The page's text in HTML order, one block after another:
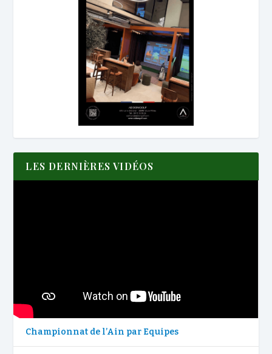
LES DERNIÈRES VIDÉOS
Championnat de l’Ain par Equipes